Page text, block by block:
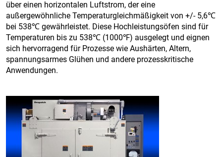
über einen horizontalen Luftstrom, der eine
außergewöhnliche Temperaturgleichmäßigkeit von +/- 5,6℃
bei 538℃ gewährleistet. Diese Hochleistungsöfen sind für
Temperaturen bis zu 538℃ (1000℉) ausgelegt und eignen
sich hervorragend für Prozesse wie Aushärten, Altern,
spannungsarmes Glühen und andere prozesskritische
Anwendungen.